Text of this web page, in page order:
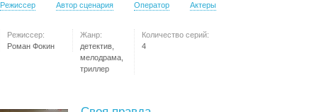
Режиссер Автор сценария Оператор Актеры
Режиссер:
Роман Фокин
Жанр:
детектив,
мелодрама,
триллер
Количество серий:
4